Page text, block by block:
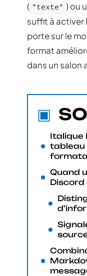
( *texte* ) ou
suffit à activer
porte sur le
format
dans un salon
Italique
tableau
Quand
Discord